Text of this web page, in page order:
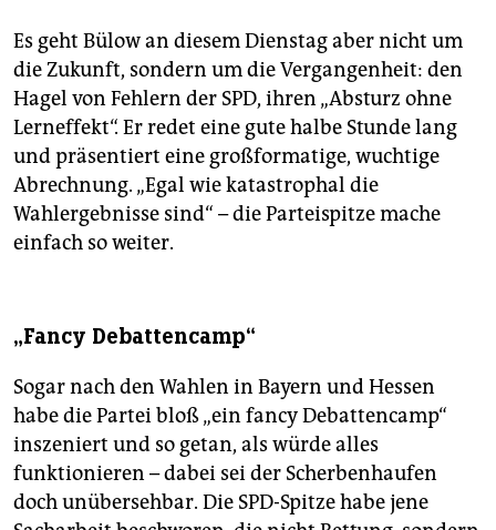
Es geht Bülow an diesem Dienstag aber nicht um
die Zukunft, sondern um die Vergangenheit: den
Hagel von Fehlern der SPD, ihren „Absturz ohne
Lerneffekt“. Er redet eine gute halbe Stunde lang
und präsentiert eine großformatige, wuchtige
Abrechnung. „Egal wie katastrophal die
Wahlergebnisse sind“ – die Parteispitze mache
einfach so weiter.
„Fancy Debattencamp“
Sogar nach den Wahlen in Bayern und Hessen
habe die Partei bloß „ein fancy Debattencamp“
inszeniert und so getan, als würde alles
funktionieren – dabei sei der Scherbenhaufen
doch unübersehbar. Die SPD-Spitze habe jene